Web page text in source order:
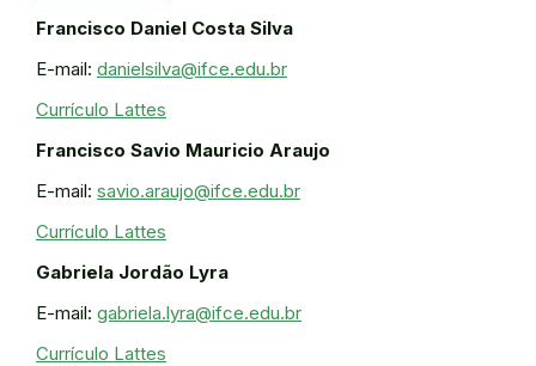
Francisco Daniel Costa Silva
E-mail: danielsilva@ifce.edu.br
Currículo Lattes
Francisco Savio Mauricio Araujo
E-mail: savio.araujo@ifce.edu.br
Currículo Lattes
Gabriela Jordão Lyra
E-mail: gabriela.lyra@ifce.edu.br
Currículo Lattes